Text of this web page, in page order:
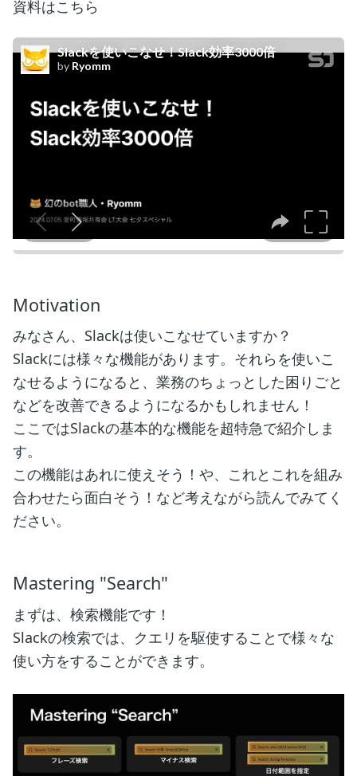
資料はこちら
Motivation
みなさん、Slackは使いこなせていますか？
Slackには様々な機能があります。それらを使いこ
なせるようになると、業務のちょっとした困りごと
などを改善できるようになるかもしれません！
ここではSlackの基本的な機能を超特急で紹介しま
す。
この機能はあれに使えそう！や、これとこれを組み
合わせたら面白そう！など考えながら読んでみてく
ださい。
Mastering "Search"
まずは、検索機能です！
Slackの検索では、クエリを駆使することで様々な
使い方をすることができます。